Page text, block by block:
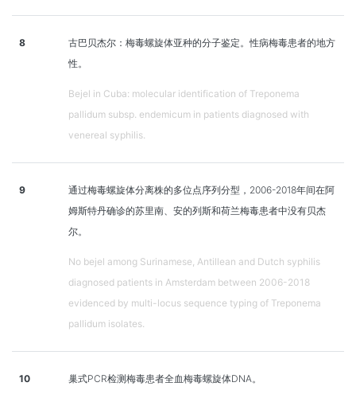
8
古巴贝杰尔：梅毒螺旋体亚种的分子鉴定。性病梅毒患者的地方
性。
Bejel in Cuba: molecular identification of Treponema
pallidum subsp. endemicum in patients diagnosed with
venereal syphilis.
9
通过梅毒螺旋体分离株的多位点序列分型，2006-2018年间在阿
姆斯特丹确诊的苏里南、安的列斯和荷兰梅毒患者中没有贝杰
尔。
No bejel among Surinamese, Antillean and Dutch syphilis
diagnosed patients in Amsterdam between 2006-2018
evidenced by multi-locus sequence typing of Treponema
pallidum isolates.
10 巢式PCR检测梅毒患者全血梅毒螺旋体DNA。